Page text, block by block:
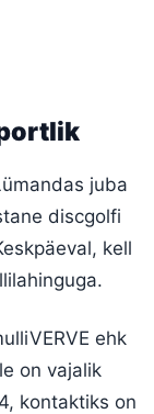
juba
discgolfi
kell
ehk
on vajalik
kontaktiks on